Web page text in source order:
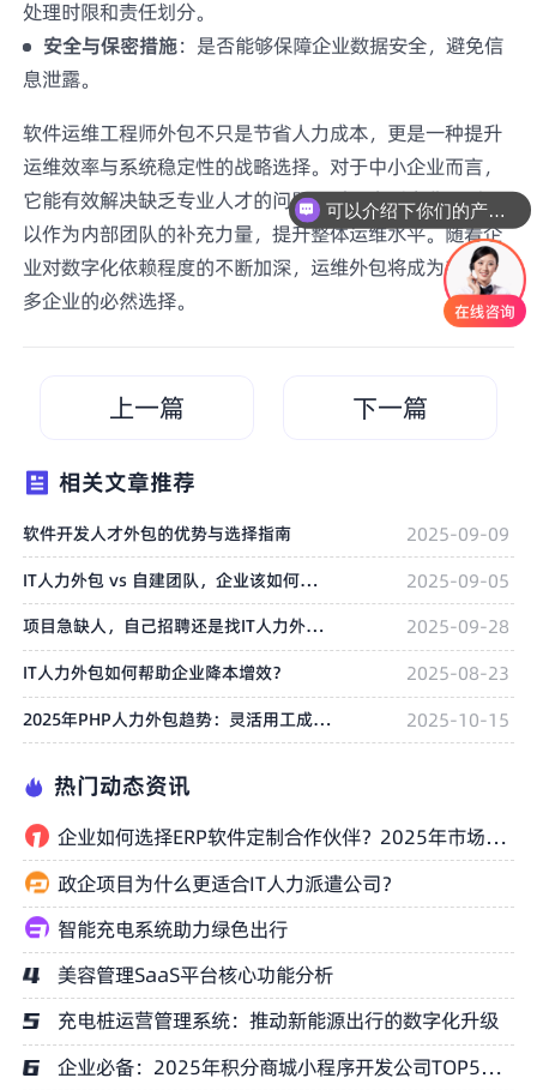
处理时限和责任划分。
安全与保密措施：是否能够保障企业数据安全，避免信
息泄露。
软件运维工程师外包不只是节省人力成本，更是一种提升
运维效率与系统稳定性的战略选择。对于中小企业而言，
它能有效解决缺乏专业人才的问题；对于大型企业，则可
以作为内部团队的补充力量，提升整体运维水平。随着企
业对数字化依赖程度的不断加深，运维外包将成为越来越
多企业的必然选择。
上一篇 下一篇
相关文章推荐
软件开发人才外包的优势与选择指南 2025-09-09
IT人力外包 vs 自建团队，企业该如何选择？ 2025-09-05
项目急缺人，自己招聘还是找IT人力外包好？ 2025-09-28
IT人力外包如何帮助企业降本增效？ 2025-08-23
2025年PHP人力外包趋势：灵活用工成为主流选择 2025-10-15
热门动态资讯
企业如何选择ERP软件定制合作伙伴？2025年市场主流厂商盘点
政企项目为什么更适合IT人力派遣公司？
智能充电系统助力绿色出行
美容管理SaaS平台核心功能分析
充电桩运营管理系统：推动新能源出行的数字化升级
企业必备：2025年积分商城小程序开发公司TOP5榜单权威推荐
可以介绍下你们的产品么